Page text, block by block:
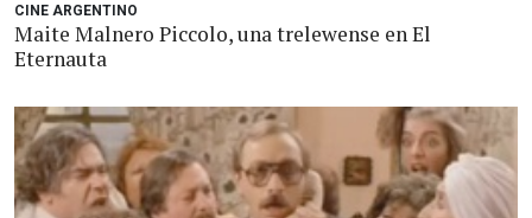
CINE ARGENTINO
Maite Malnero Piccolo, una trelewense en El
Eternauta